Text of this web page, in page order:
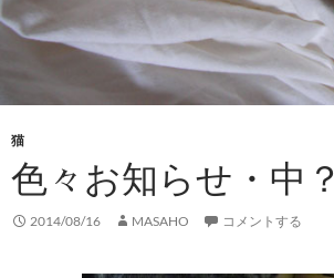
猫
色々お知らせ・中？
2014/08/16 MASAHO コメントする